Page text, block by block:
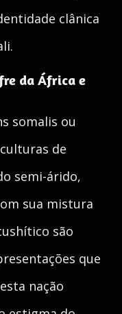
clânica
da África e
somalis ou
de
semi-árido,
sua mistura
são
que
nação